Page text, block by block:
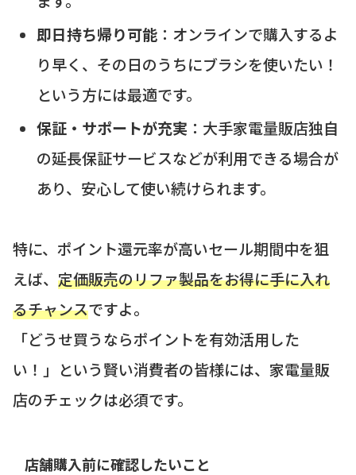
即日持ち帰り可能：オンラインで購入するよ
り早く、その日のうちにブラシを使いたい！
という方には最適です。
保証・サポートが充実 ：大手家電量販店独自
の延長保証サービスなどが利用できる場合が
あり、安心して使い続けられます。
特に、ポイント還元率が高いセール期間中を狙
えば、 定価販売のリファ製品をお得に手に入れ
るチャンスですよ。
「どうせ買うならポイントを有効活用した
い！」という賢い消費者の皆様には、家電量販
店のチェックは必須です。
店舗購入前に確認したいこと